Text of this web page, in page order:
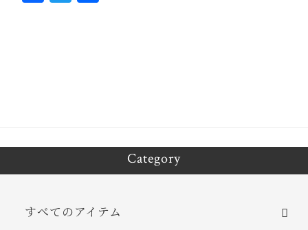
Category
すべてのアイテム